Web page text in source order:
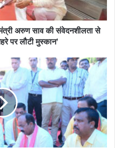
अरुण साव की संवेदनशीलता से
पर लौटी मुस्कान’